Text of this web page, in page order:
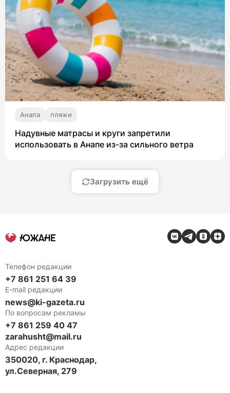
Анапа пляжи
Надувные матрасы и круги запретили
использовать в Анапе из-за сильного ветра
Загрузить ещё
Телефон редакции
+7 861 251 64 39
E-mail редакции
news@ki-gazeta.ru
По вопросам рекламы
+7 861 259 40 47
zarahusht@mail.ru
Адрес редакции
350020, г. Краснодар,
ул.Северная, 279